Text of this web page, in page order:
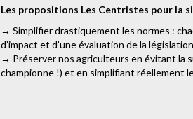
Les propositions Les Centristes pour la
→ Simplifier drastiquement les normes :
d’impact et d’une évaluation de la
→ Préserver nos agriculteurs en évitant la
championne !) et en simplifiant réellement